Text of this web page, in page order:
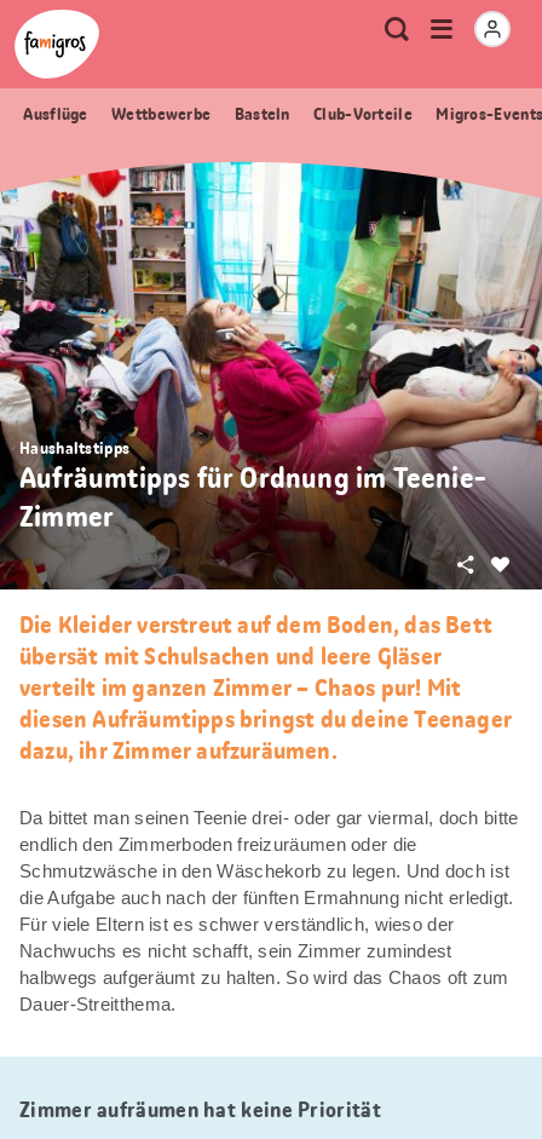
Sprungmarken
Navigation
Header
Logo
Meta
Navigation
Suche
Menu
öffnen
Ausflüge Wettbewerbe Basteln Club-Vorteile Migros-
Haushaltstipps
Aufräumtipps für Ordnung im Teenie-
Zimmer
Als
Teilen
Die Kleider verstreut auf dem Boden, das Bett
übersät mit Schulsachen und leere Gläser
verteilt im ganzen Zimmer – Chaos pur! Mit
diesen Aufräumtipps bringst du deine Teenager
dazu, ihr Zimmer aufzuräumen.
Da bittet man seinen Teenie drei- oder gar viermal, doch bitte
endlich den Zimmerboden freizuräumen oder die
Schmutzwäsche in den Wäschekorb zu legen. Und doch ist
die Aufgabe auch nach der fünften Ermahnung nicht erledigt.
Für viele Eltern ist es schwer verständlich, wieso der
Nachwuchs es nicht schafft, sein Zimmer zumindest
halbwegs aufgeräumt zu halten. So wird das Chaos oft zum
Dauer-Streitthema.
Zimmer aufräumen hat keine Priorität